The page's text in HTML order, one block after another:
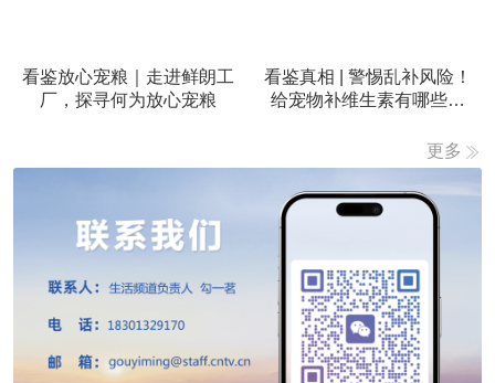
看鉴放心宠粮｜走进鲜朗工
厂，探寻何为放心宠粮
看鉴真相 | 警惕乱补风险！
给宠物补维生素有哪些雷
更多